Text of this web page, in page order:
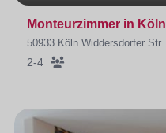
Monteurzimmer in Köln
50933 Köln Widdersdorfer Str.
2-4